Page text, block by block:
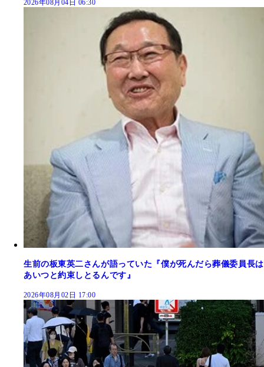
2026年08月04日 06:30
生前の板東英二さんが語っていた『僕が死んだら葬儀委員長は
あいつと約束しとるんです』
2026年08月02日 17:00